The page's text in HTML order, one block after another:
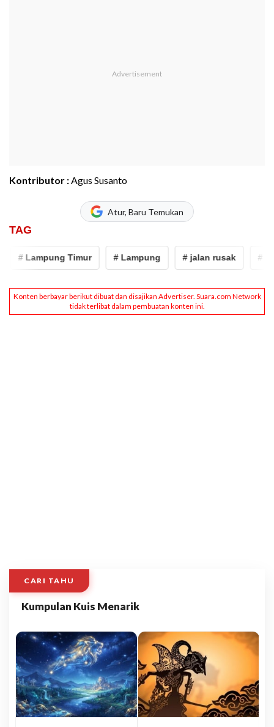
Kontributor :Agus Susanto
Atur, Baru Temukan
TAG
# Lampung Timur # Lampung # jalan rusak #
CARI TAHU
Kumpulan Kuis Menarik